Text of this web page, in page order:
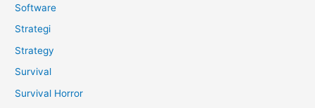
Software
Strategi
Strategy
Survival
Survival Horror